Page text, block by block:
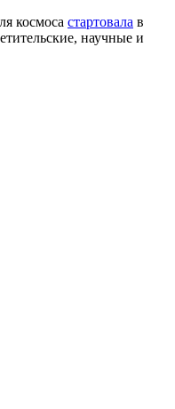
космоса стартовала в
научные и